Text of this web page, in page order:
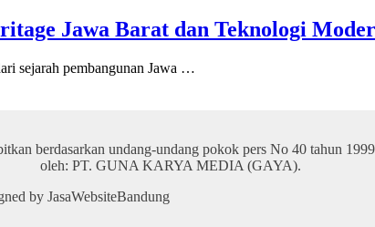
Jawa Barat dan Teknologi
sejarah pembangunan Jawa …
berdasarkan undang-undang pokok pers No 40 tahun 1999
oleh: PT. GUNA KARYA MEDIA (GAYA).
by JasaWebsiteBandung